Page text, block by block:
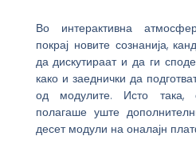
Во интерактивна
покрај новите сознанија,
да дискутираат и да ги
како и заеднички да
од модулите. Исто така,
полагаше уште
десет модули на оналајн